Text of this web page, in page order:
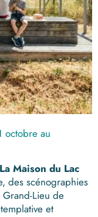
octobre au
Maison du Lac
des scénographies
Lieu de
et